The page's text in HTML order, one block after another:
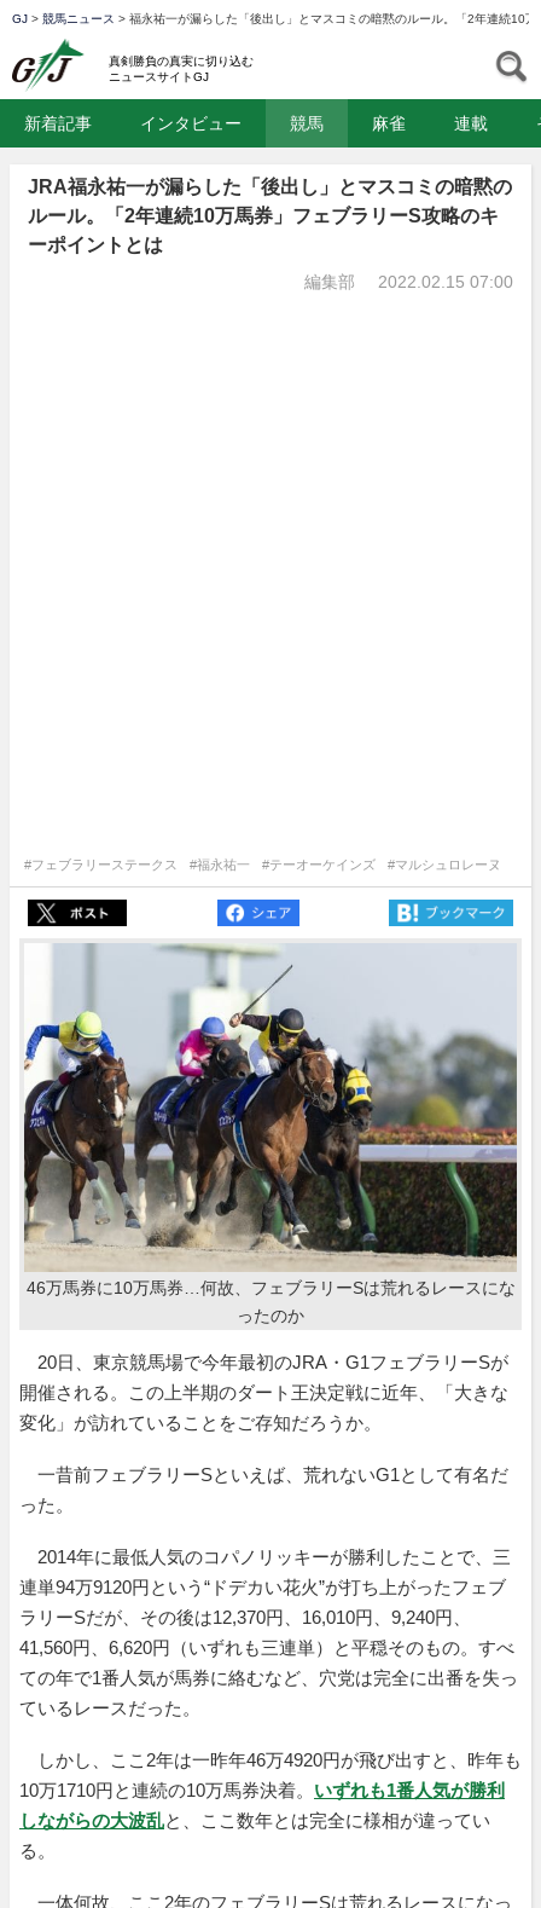
GJ > 競馬ニュース > 福永祐一が漏らした「後出し」とマスコミの暗黙のルール。「2年連続10
真剣勝負の真実に切り込む
ニュースサイトGJ
新着記事 インタビュー 競馬 麻雀 連載
JRA福永祐一が漏らした「後出し」とマスコミの暗黙の
ルール。「2年連続10万馬券」フェブラリーS攻略のキ
ーポイントとは
編集部 2022.02.15 07:00
#フェブラリーステークス #福永祐一 #テーオーケインズ #マルシュロレーヌ
46万馬券に10万馬券…何故、フェブラリーSは荒れるレースにな
ったのか
20日、東京競馬場で今年最初のJRA・G1フェブラリーSが
開催される。この上半期のダート王決定戦に近年、「大きな
変化」が訪れていることをご存知だろうか。
一昔前フェブラリーSといえば、荒れないG1として有名だ
った。
2014年に最低人気のコパノリッキーが勝利したことで、三
連単94万9120円という“ドデカい花火”が打ち上がったフェブ
ラリーSだが、その後は12,370円、16,010円、9,240円、
41,560円、6,620円（いずれも三連単）と平穏そのもの。すべ
ての年で1番人気が馬券に絡むなど、穴党は完全に出番を失っ
ているレースだった。
しかし、ここ2年は一昨年46万4920円が飛び出すと、昨年も
10万1710円と連続の10万馬券決着。 いずれも1番人気が勝利
しながらの大波乱と、ここ数年とは完全に様相が違ってい
る。
一体何故、ここ2年のフェブラリーSは荒れるレースになっ